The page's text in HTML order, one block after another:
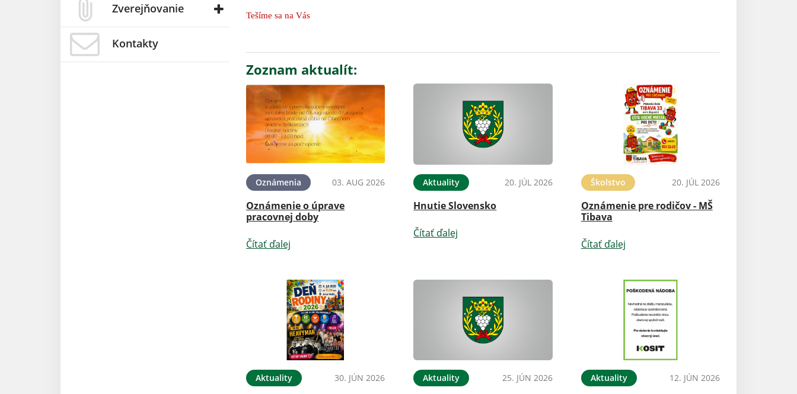
Zverejňovanie
Kontakty
Tešíme sa na Vás
Zoznam aktualít:
Oznámenia 03. AUG 2026
Oznámenie o úprave
pracovnej doby
Čítať ďalej
Aktuality 20. JÚL 2026
Hnutie Slovensko
Čítať ďalej
Školstvo 20. JÚL 2026
Oznámenie pre rodičov - MŠ
Tibava
Čítať ďalej
Aktuality 30. JÚN 2026 Aktuality 25. JÚN 2026 Aktuality 12. JÚN 2026